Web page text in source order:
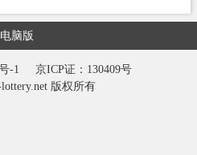
电脑版
-1
京ICP证：130409号
版权所有